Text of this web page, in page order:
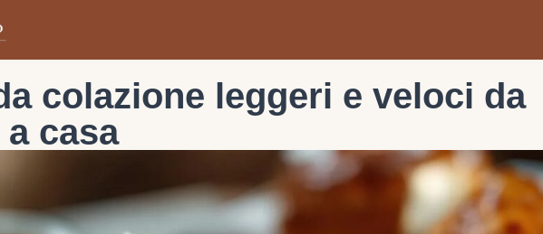
colazione leggeri e veloci da
casa